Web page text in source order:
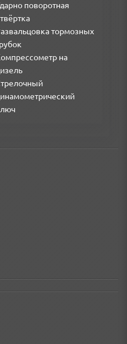
поворотная
тормозных
на